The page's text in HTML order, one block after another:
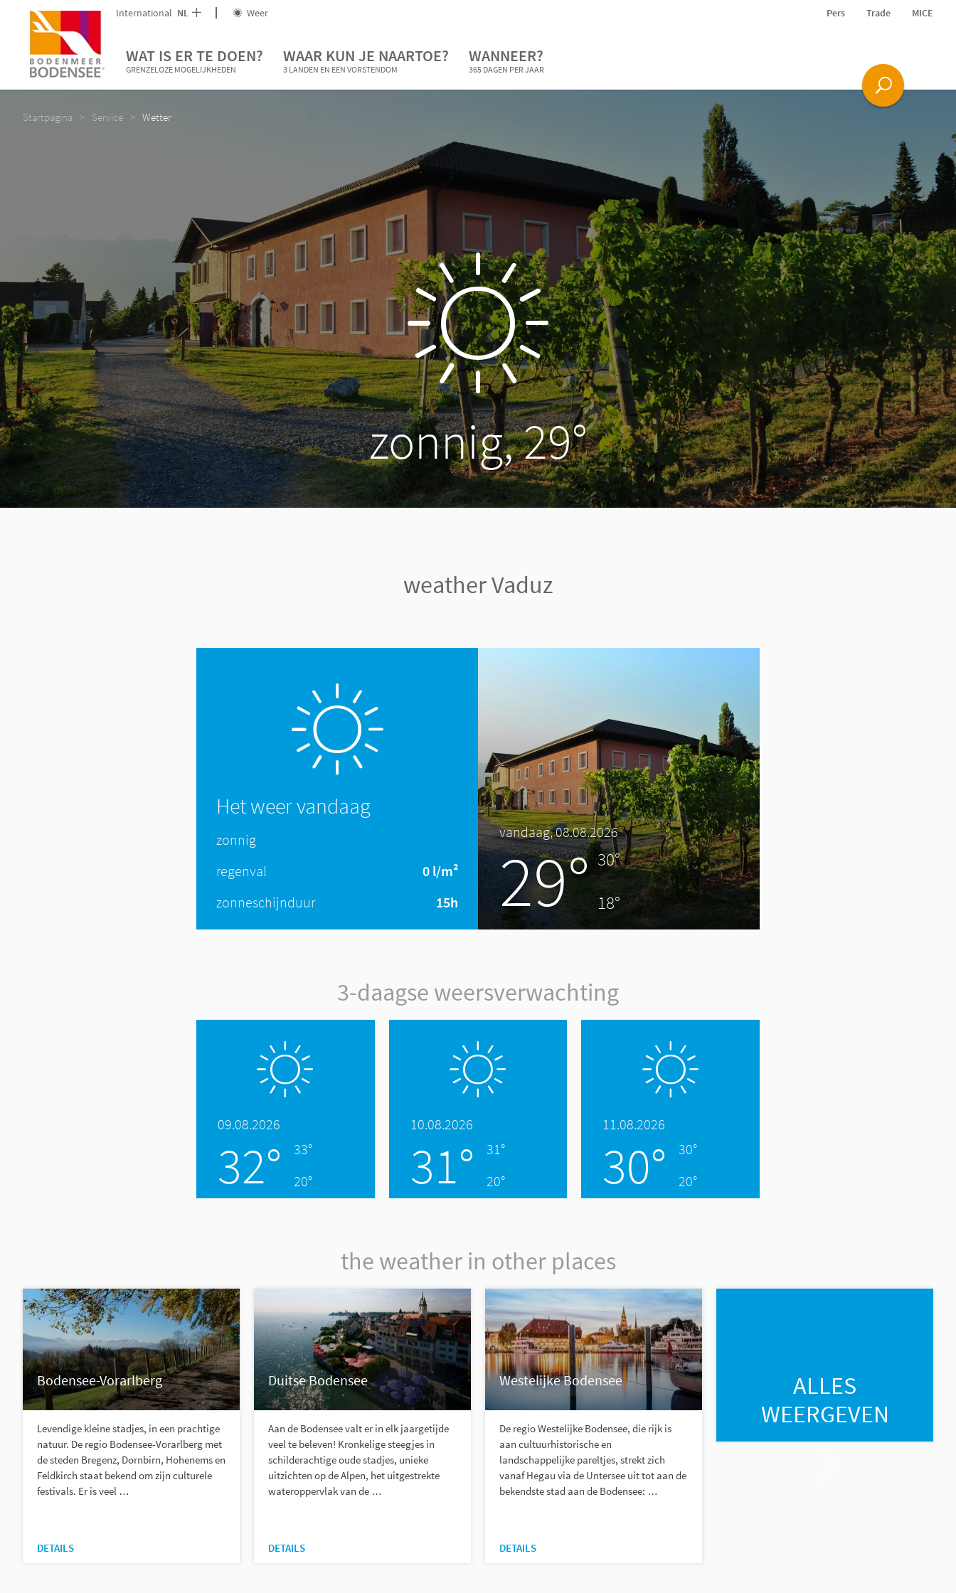
International NL Weer Pers Trade MICE
WAT IS ER TE DOEN?
GRENZELOZE MOGELIJKHEDEN
WAAR KUN JE NAARTOE?
3 LANDEN EN EEN VORSTENDOM
WANNEER?
365 DAGEN PER JAAR
Startpagina Service Wetter
zonnig, 29°
weather Vaduz
Het weer vandaag
zonnig
regenval
0 l/m²
zonneschijnduur
15h
vandaag, 08.08.2026
29° 30°
18°
3-daagse weersverwachting
09.08.2026
32°
33°
20°
10.08.2026
31°
31°
20°
11.08.2026
30°
30°
20°
the weather in other places
Bodensee-Vorarlberg
Levendige kleine stadjes, in een prachtige
natuur. De regio Bodensee-Vorarlberg met
de steden Bregenz, Dornbirn, Hohenems en
Feldkirch staat bekend om zijn culturele
festivals. Er is veel …
DETAILS
Duitse Bodensee
Aan de Bodensee valt er in elk jaargetijde
veel te beleven! Kronkelige steegjes in
schilderachtige oude stadjes, unieke
uitzichten op de Alpen, het uitgestrekte
wateroppervlak van de …
DETAILS
Westelijke Bodensee
De regio Westelijke Bodensee, die rijk is
aan cultuurhistorische en
landschappelijke pareltjes, strekt zich
vanaf Hegau via de Untersee uit tot aan de
bekendste stad aan de Bodensee: …
DETAILS
ALLES
WEERGEVEN